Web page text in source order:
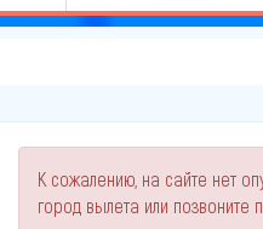
К сожалению, на сайте нет
город вылета или позвоните